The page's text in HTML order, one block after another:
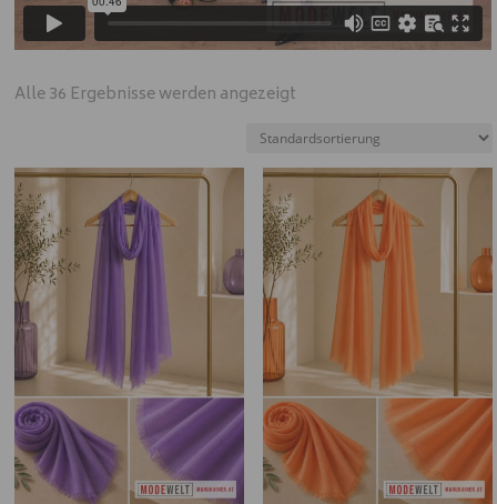
Alle 36 Ergebnisse werden angezeigt